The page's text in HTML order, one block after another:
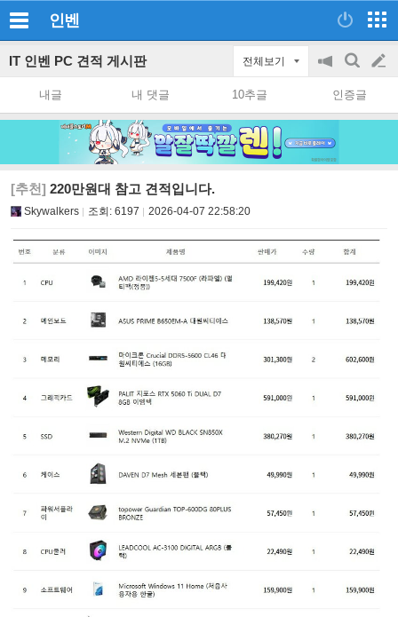
인벤
IT 인벤 PC 견적 게시판 전체보기
공
on/off
검
색
글
쓰
내글 내 댓글 10추글 인증글
[추천] 220만원대 참고 견적입니다.
Skywalkers 조회: 6197 2026-04-07 22:58:20